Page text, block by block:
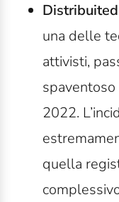
una delle
attivisti,
2022.
quella